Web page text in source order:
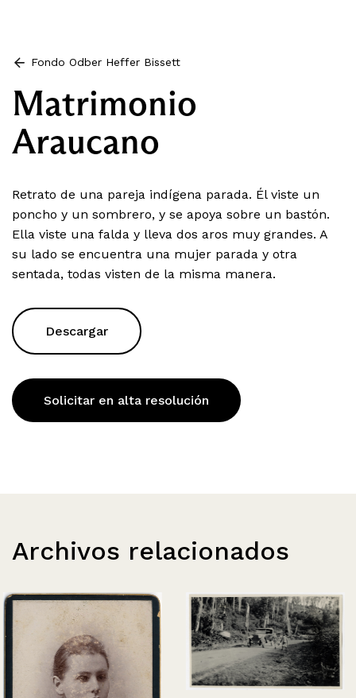
Fondo Odber Heffer Bissett
Matrimonio
Araucano
Retrato de una pareja indígena parada. Él viste un
poncho y un sombrero, y se apoya sobre un bastón.
Ella viste una falda y lleva dos aros muy grandes. A
su lado se encuentra una mujer parada y otra
sentada, todas visten de la misma manera.
Descargar
Solicitar en alta resolución
Archivos relacionados